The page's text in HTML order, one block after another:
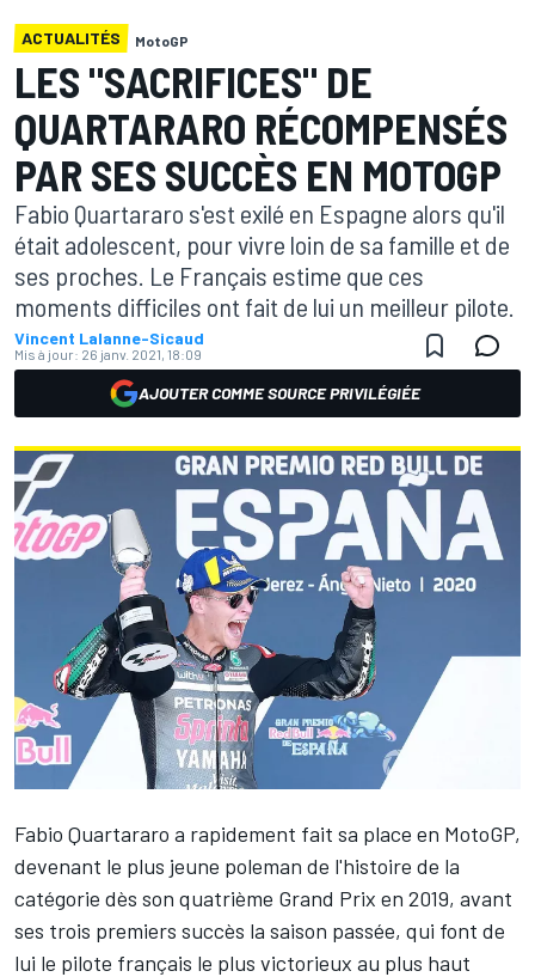
ACTUALITÉS MotoGP
LES "SACRIFICES" DE
QUARTARARO RÉCOMPENSÉS
PAR SES SUCCÈS EN MOTOGP
Fabio Quartararo s'est exilé en Espagne alors qu'il
était adolescent, pour vivre loin de sa famille et de
ses proches. Le Français estime que ces
moments difficiles ont fait de lui un meilleur pilote.
Vincent Lalanne-Sicaud
Mis à jour: 26 janv. 2021, 18:09
AJOUTER COMME SOURCE PRIVILÉGIÉE
Fabio Quartararo a rapidement fait sa place en MotoGP,
devenant le plus jeune poleman de l'histoire de la
catégorie dès son quatrième Grand Prix en 2019, avant
ses trois premiers succès la saison passée, qui font de
lui le pilote français le plus victorieux au plus haut